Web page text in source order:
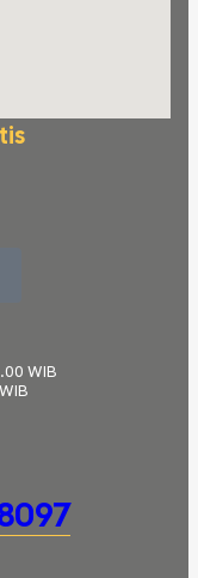
WIB